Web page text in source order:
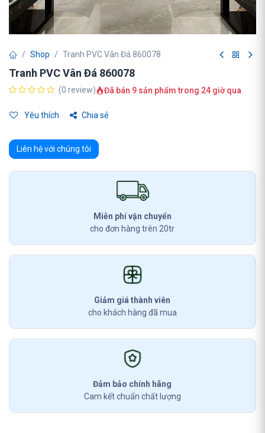
Shop Tranh PVC Vân Đá 860078
Tranh PVC Vân Đá 860078
(0 review) Đã bán 9 sản phẩm trong 24 giờ qua
Yêu thích Chia sẻ
Liên hệ với chúng tôi
Miễn phí vận chuyển
cho đơn hàng trên 20tr
Giảm giá thành viên
cho khách hàng đã mua
Đảm bảo chính hãng
Cam kết chuẩn chất lượng